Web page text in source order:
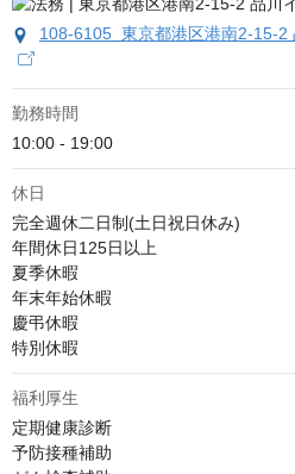
108-6105 東京都港区港南2-15-2
勤務時間
10:00 - 19:00
休日
完全週休二日制(土日祝日休み)
年間休日125日以上
夏季休暇
年末年始休暇
慶弔休暇
特別休暇
福利厚生
定期健康診断
予防接種補助